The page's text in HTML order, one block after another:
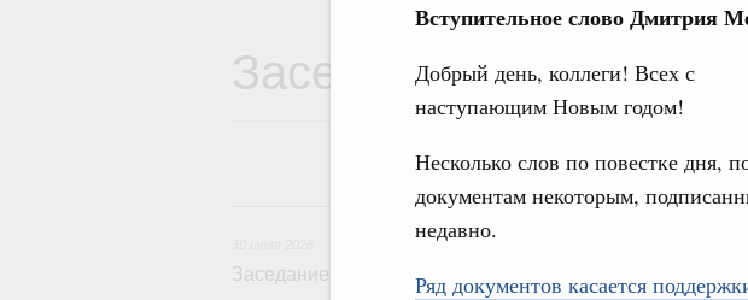
Вступительное слово Дмитрия
Добрый день, коллеги! Всех с
наступающим Новым годом!
Несколько слов по повестке дня,
документам некоторым,
недавно.
Ряд документов касается
Заседания
30 июля, четверг
Заседание Правительства (2026 год, №26)